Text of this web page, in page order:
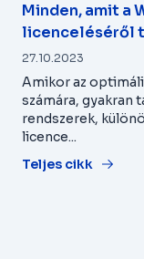
Minden, amit a
licenceléséről
27.10.2023
Amikor az
számára, gyakran
rendszerek,
licence...
Teljes cikk